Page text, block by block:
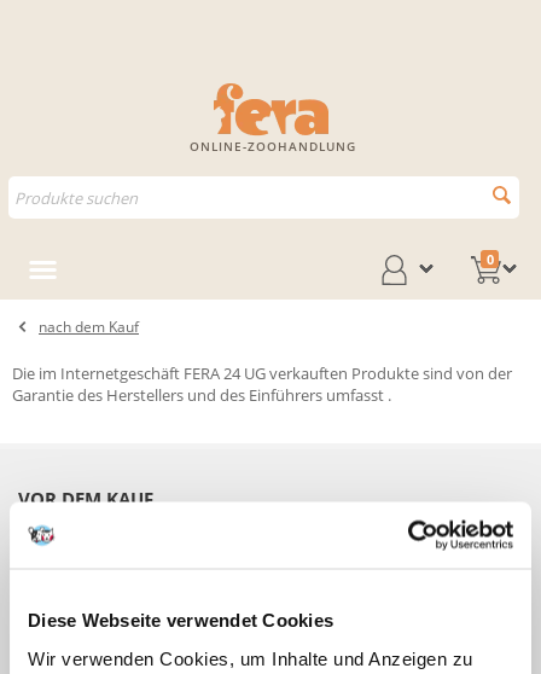
Diese Webseite verwendet Cookies
Wir verwenden Cookies, um Inhalte und Anzeigen zu
ONLINE-ZOOHANDLUNG
0
nach dem Kauf
Die im Internetgeschäft FERA 24 UG verkauften Produkte sind von der
Garantie des Herstellers und des Einführers umfasst .
VOR DEM KAUF
NACH DEM KAUF